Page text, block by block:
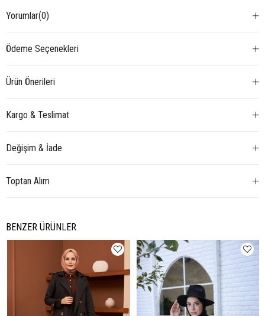
Yorumlar(0)
Ödeme Seçenekleri
Ürün Önerileri
Kargo & Teslimat
Değişim & İade
Toptan Alım
BENZER ÜRÜNLER